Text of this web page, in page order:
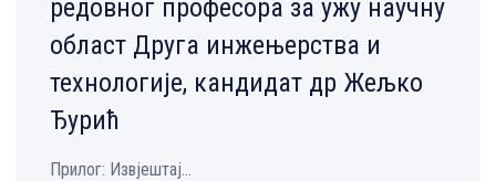
редовног професора за ужу научну
област Друга инжењерства и
технологије, кандидат др Жељко
Ђурић
Прилог: Извјештај...